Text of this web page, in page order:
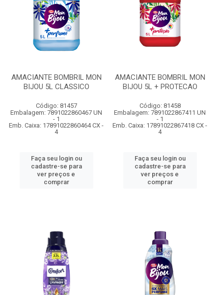
AMACIANTE BOMBRIL MON
BIJOU 5L CLASSICO
Código: 81457
Embalagem: 7891022860467 UN
- 1
Emb. Caixa: 17891022860464 CX -
4
Faça seu login ou
cadastre-se para
ver preços e
comprar
AMACIANTE BOMBRIL MON
BIJOU 5L + PROTECAO
Código: 81458
Embalagem: 7891022867411 UN
- 1
Emb. Caixa: 17891022867418 CX -
4
Faça seu login ou
cadastre-se para
ver preços e
comprar